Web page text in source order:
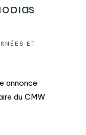
ET
annonce
du CMW